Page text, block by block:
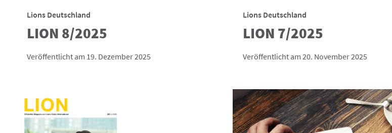
Lions Deutschland
LION 8/2025
Veröffentlicht am 19. Dezember 2025
Lions Deutschland
LION 7/2025
Veröffentlicht am 20. November 2025